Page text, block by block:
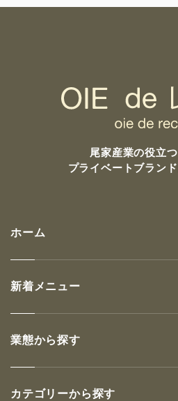
尾家産業の役立
プライベートブラン
ホーム
新着メニュー
業態から探す
カテゴリーから探す